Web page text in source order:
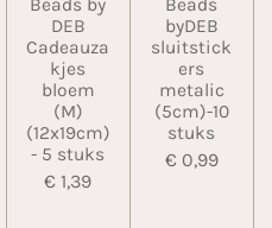
Beads by
DEB
Cadeauza
kjes
bloem
(M)
(12x19cm)
- 5 stuks
€ 1,39
Beads
byDEB
sluitstick
ers
metalic
(5cm)-10
stuks
€ 0,99